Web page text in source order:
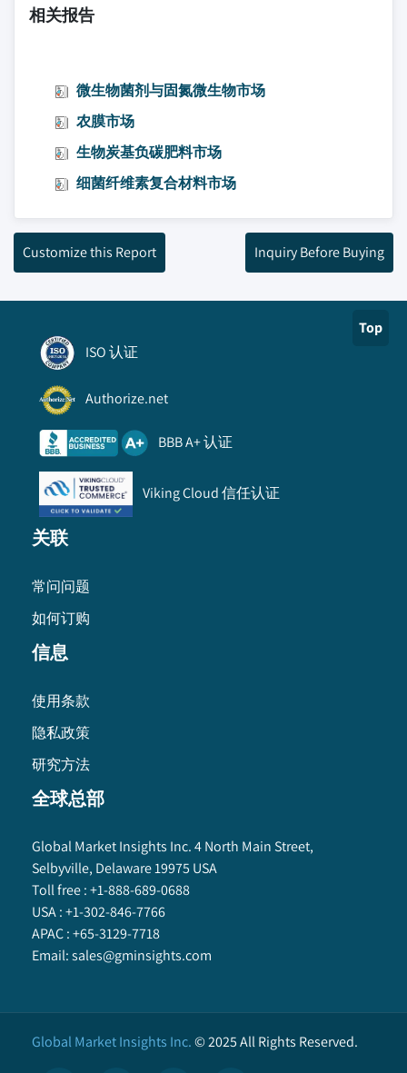
相关报告
微生物菌剂与固氮微生物市场
农膜市场
生物炭基负碳肥料市场
细菌纤维素复合材料市场
Customize this Report Inquiry Before Buying
Top
ISO 认证
Authorize.net
BBB A+ 认证
Viking Cloud 信任认证
关联
常问问题
如何订购
信息
使用条款
隐私政策
研究方法
全球总部
Global Market Insights Inc. 4 North Main Street,
Selbyville, Delaware 19975 USA
Toll free :+1-888-689-0688
USA :+1-302-846-7766
APAC :+65-3129-7718
Email:sales@gminsights.com
Global Market Insights Inc.©2025All Rights Reserved.